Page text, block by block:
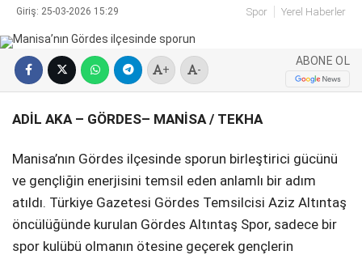
Hattı
Facebook
Instagram
Youtube
Giriş: 25-03-2026 15:29 Spor Yerel Haberler
+ -
ABONE OL
ADİL AKA – GÖRDES– MANİSA / TEKHA
Manisa’nın Gördes ilçesinde sporun birleştirici gücünü
ve gençliğin enerjisini temsil eden anlamlı bir adım
atıldı. Türkiye Gazetesi Gördes Temsilcisi Aziz Altıntaş
öncülüğünde kurulan Gördes Altıntaş Spor, sadece bir
spor kulübü olmanın ötesine geçerek gençlerin